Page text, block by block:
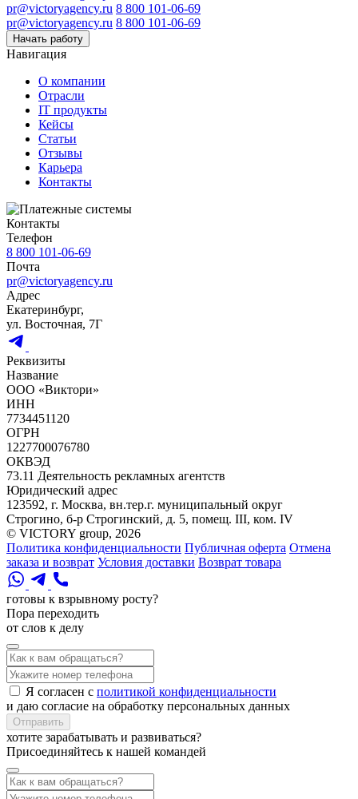
pr@victoryagency.ru 8 800 101-06-69
pr@victoryagency.ru 8 800 101-06-69
Начать работу
Навигация
О компании
Отрасли
IT продукты
Кейсы
Статьи
Отзывы
Карьера
Контакты
Контакты
Телефон
8 800 101-06-69
Почта
pr@victoryagency.ru
Адрес
Екатеринбург,
ул. Восточная, 7Г
Реквизиты
Название
ООО «Виктори»
ИНН
7734451120
ОГРН
1227700076780
ОКВЭД
73.11 Деятельность рекламных агентств
Юридический адрес
123592, г. Москва, вн.тер.г. муниципальный округ
Строгино, б-р Строгинский, д. 5, помещ. III, ком. IV
© VICTORY group, 2026
Политика конфиденциальности Публичная оферта Отмена
заказа и возврат Условия доставки Возврат товара
готовы к взрывному росту?
Пора переходить
от слов к делу
Я согласен с политикой конфиденциальности
и даю согласие на обработку персональных данных
Отправить
хотите зарабатывать и развиваться?
Присоединяйтесь к нашей командей